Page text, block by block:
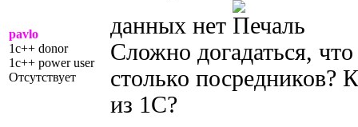
pavlo
1c++ donor
1c++ power user
Отсутствует
данных нет
Сложно догадаться,
столько посредников?
из 1С?